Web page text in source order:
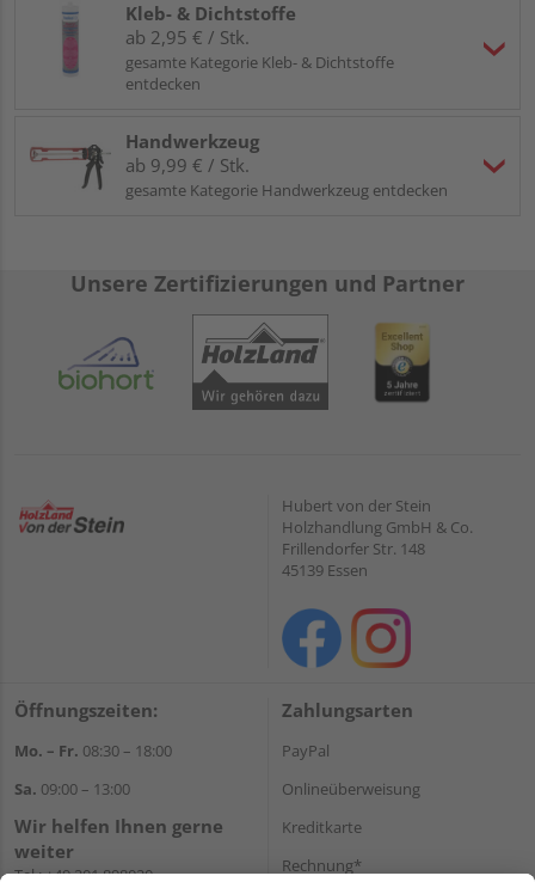
Kleb- & Dichtstoffe
ab 2,95 € / Stk.
gesamte Kategorie Kleb- & Dichtstoffe
entdecken
Handwerkzeug
ab 9,99 € / Stk.
gesamte Kategorie Handwerkzeug entdecken
Unsere Zertifizierungen und Partner
Hubert von der Stein
Holzhandlung GmbH & Co.
Frillendorfer Str. 148
45139 Essen
Öffnungszeiten:
Mo. – Fr. 08:30 – 18:00
Sa. 09:00 – 13:00
Wir helfen Ihnen gerne
weiter
Tel.:+49 201 898020
Zahlungsarten
PayPal
Onlineüberweisung
Kreditkarte
Rechnung*